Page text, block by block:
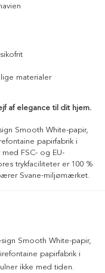
materialer
af elegance til dit hjem.
Smooth White-papir,
papirfabrik i
FSC- og EU-
trykfaciliteter er 100 %
Svane-miljømærket.
Smooth White-papir,
papirfabrik i
ikke med tiden.